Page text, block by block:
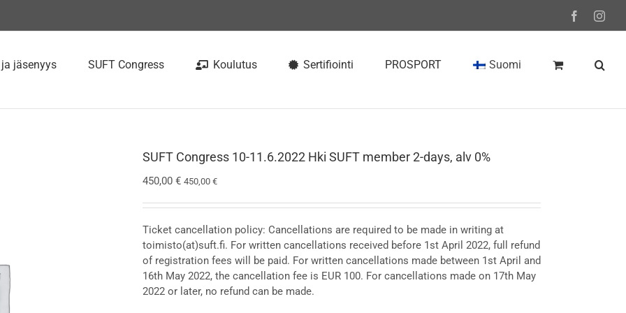
Facebook
jäsenyys SUFT Congress Koulutus Sertifiointi PROSPORT Suomi
SUFT Congress 10-11.6.2022 Hki SUFT member 2-days, alv 0%
450,00 € 450,00 €
Ticket cancellation policy: Cancellations are required to be made in writing at
toimisto(at)suft.fi. For written cancellations received before 1st April 2022, full refund
of registration fees will be paid. For written cancellations made between 1st April and
16th May 2022, the cancellation fee is EUR 100. For cancellations made on 17th May
2022 or later, no refund can be made.